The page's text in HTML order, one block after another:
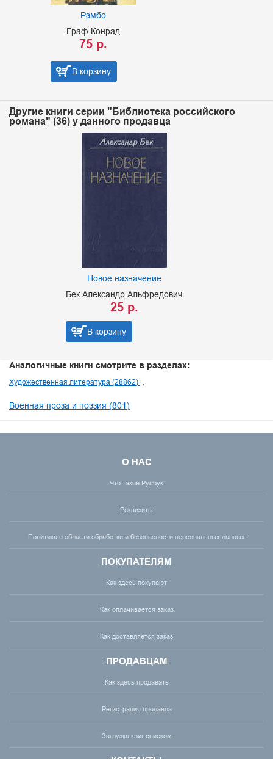
Граф Конрад
В корзину
Другие книги серии "Библиотека российского
романа" (36) у данного продавца
Новое назначение
Бек Александр Альфредович
В корзину
Аналогичные книги смотрите в разделах:
Художественная литература (28862)
Военная проза и поэзия (801)
О НАС
Что такое Русбук
Реквизиты
Политика в области обработки и безопасности персональных данных
ПОКУПАТЕЛЯМ
Как здесь покупают
Как оплачивается заказ
Как доставляется заказ
ПРОДАВЦАМ
Как здесь продавать
Регистрация продавца
Загрузка книг списком